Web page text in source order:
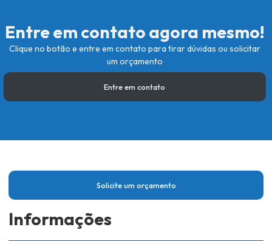
Entre em contato agora mesmo!
Clique no botão e entre em contato para tirar dúvidas ou solicitar
um orçamento
Entre em contato
Solicite um orçamento
Informações